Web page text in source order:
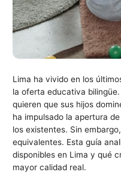
Lima ha vivido en los
la oferta educativa
quieren que sus hijos
ha impulsado la apertura
los existentes. Sin
equivalentes. Esta guía
disponibles en Lima y qué
mayor calidad real.